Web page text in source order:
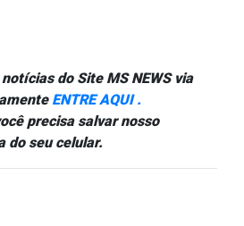
do Site MS NEWS via
ENTRE AQUI .
precisa salvar nosso
do seu celular.